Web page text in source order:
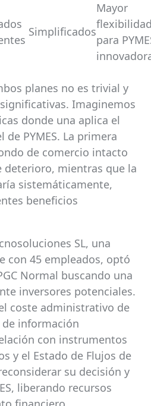
Simplificados
Mayor
para
planes no es trivial y
Imaginemos
donde una aplica el
de PYMES. La primera
de comercio intacto
deterioro, mientras que la
sistemáticamente,
beneficios
SL, una
con 45 empleados, optó
Normal buscando una
inversores potenciales.
coste administrativo de
información
con instrumentos
y el Estado de Flujos de
su decisión y
liberando recursos